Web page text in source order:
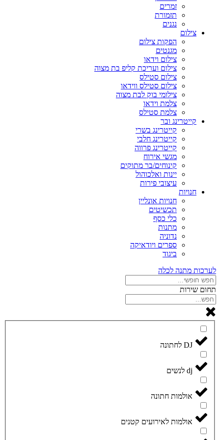
זמרים
תזמורת
נגנים
צילום
הפקות צילום
מגנטים
צילום וידאו
צילום ועריכת קליפ בת מצוה
צילום סטילס
צילום סטילס ווידאו
צילומי בוק לבת מצוה
צלמת וידאו
צלמת סטילס
קייטרינג ובר
קייטרינג בשרי
קייטרינג חלבי
קייטרינג פרווה
מגשי אירוח
קינוחים/בר מתוקים
יינות ואלכוהול
עיצובי פירות
חנויות
חנויות אונליין
תכשיטים
כלי כסף
מתנות
נדוניה
ספרים ויודאיקה
ביגוד
לערכות מתנה לכלה
תחום שירות
DJ לחתונה
dj לנשים
אולמות חתונה
אולמות לאירועים קטנים